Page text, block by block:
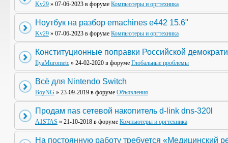
Kv29 » 07-06-2023 в форуме Компьютеры и оргтехника
Ноутбук на разбор emachines e442 15.6"
Kv29 » 07-06-2023 в форуме Компьютеры и оргтехника
Конституционные поправки Российской
IlyaMurometc » 24-02-2020 в форуме Глобальные проблемы
Всё для Nintendo Switch
BoyNG » 23-09-2019 в форуме Объявления
Продам nas сетевой накопитель d-link dns-320l
A1STAS » 21-10-2018 в форуме Компьютеры и оргтехника
На постоянную работу требуется «Медицинский